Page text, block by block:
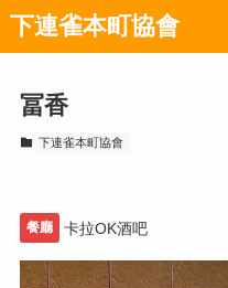
下連雀本町協會
冨香
下連雀本町協會
餐廳 卡拉OK酒吧